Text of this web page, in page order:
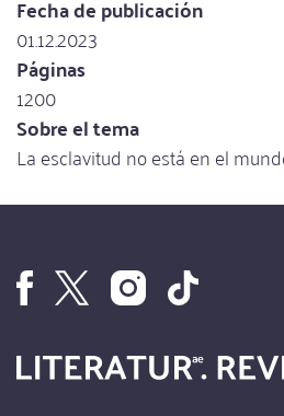
Fecha de publicación
01.12.2023
Páginas
1200
Sobre el tema
La esclavitud no está en el